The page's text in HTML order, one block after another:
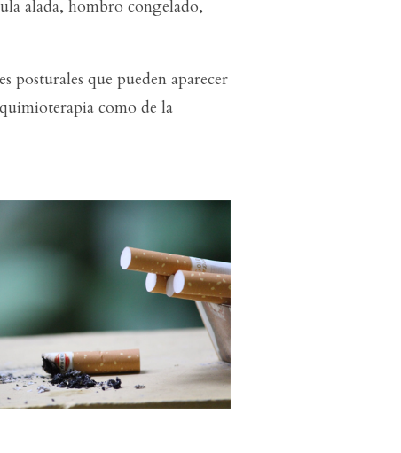
alada, hombro congelado,
posturales que pueden aparecer
como de la